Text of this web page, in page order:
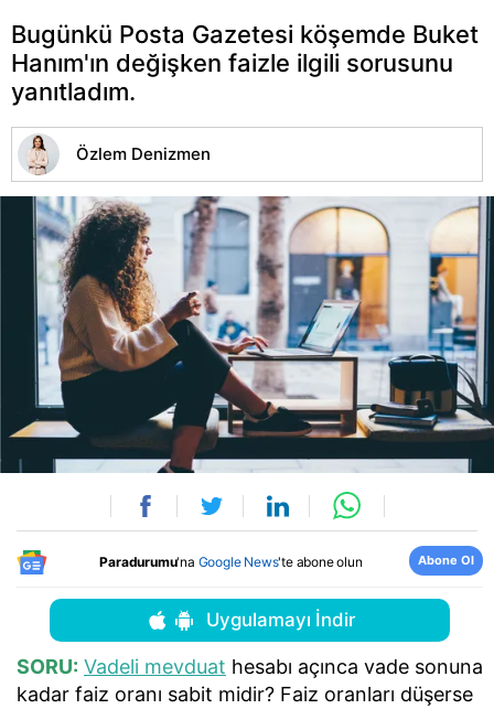
Bugünkü Posta Gazetesi köşemde Buket
Hanım'ın değişken faizle ilgili sorusunu
yanıtladım.
Özlem Denizmen
Paradurumu'na Google News'te abone olun Abone Ol
Uygulamayı İndir
SORU: Vadeli mevduat hesabı açınca vade sonuna
kadar faiz oranı sabit midir? Faiz oranları düşerse